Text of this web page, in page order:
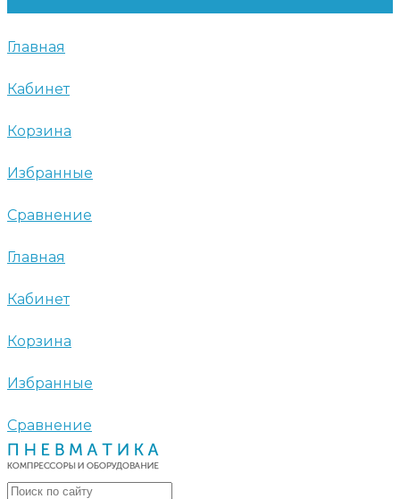
Главная
Кабинет
Корзина
Избранные
Сравнение
Главная
Кабинет
Корзина
Избранные
Сравнение